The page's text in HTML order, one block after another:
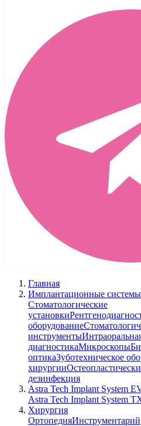
Главная
Имплантационные системы
Стоматологические
установки
оборудование
инструменты
диагностикаМикроскопы
оптикаЗуботехническое
хирургии
дезинфекция
Astra Tech Implant System
Astra Tech Implant System
Хирургия
ОртопедияИнструментарий